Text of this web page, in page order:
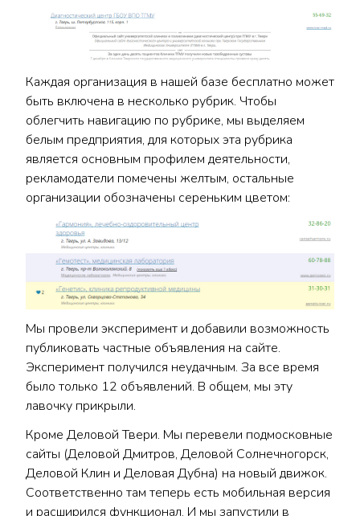
Каждая организация в нашей базе бесплатно может
быть включена в несколько рубрик. Чтобы
облегчить навигацию по рубрике, мы выделяем
белым предприятия, для которых эта рубрика
является основным профилем деятельности,
рекламодатели помечены желтым, остальные
организации обозначены сереньким цветом:
Мы провели эксперимент и добавили возможность
публиковать частные объявления на сайте.
Эксперимент получился неудачным. За все время
было только 12 объявлений. В общем, мы эту
лавочку прикрыли.
Кроме Деловой Твери. Мы перевели подмосковные
сайты (Деловой Дмитров, Деловой Солнечногорск,
Деловой Клин и Деловая Дубна) на новый движок.
Соответственно там теперь есть мобильная версия
и расширился функционал. И мы запустили в